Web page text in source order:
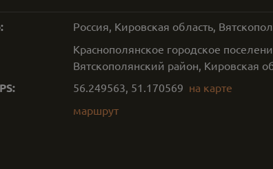
Россия, Кировская область,
Краснополянское городское
Вятскополянский район, Кировская
56.249563, 51.170569 на карте
маршрут